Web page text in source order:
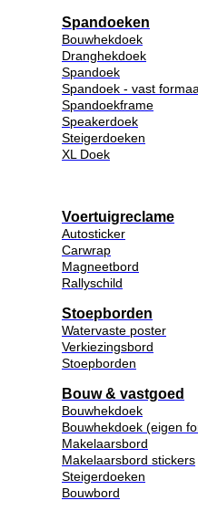
Spandoeken
Bouwhekdoek
Dranghekdoek
Spandoek
Spandoek - vast
Spandoekframe
Speakerdoek
Steigerdoeken
XL Doek
Voertuigreclame
Autosticker
Carwrap
Magneetbord
Rallyschild
Stoepborden
Watervaste poster
Verkiezingsbord
Stoepborden
Bouw & vastgoed
Bouwhekdoek
Bouwhekdoek (eigen
Makelaarsbord
Makelaarsbord stickers
Steigerdoeken
Bouwbord